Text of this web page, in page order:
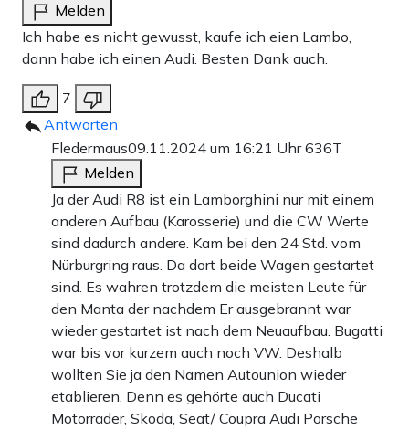
Melden
Ich habe es nicht gewusst, kaufe ich eien Lambo,
dann habe ich einen Audi. Besten Dank auch.
7
Antworten
Fledermaus09.11.2024 um 16:21 Uhr636T
Melden
Ja der Audi R8 ist ein Lamborghini nur mit einem
anderen Aufbau (Karosserie) und die CW Werte
sind dadurch andere. Kam bei den 24 Std. vom
Nürburgring raus. Da dort beide Wagen gestartet
sind. Es wahren trotzdem die meisten Leute für
den Manta der nachdem Er ausgebrannt war
wieder gestartet ist nach dem Neuaufbau. Bugatti
war bis vor kurzem auch noch VW. Deshalb
wollten Sie ja den Namen Autounion wieder
etablieren. Denn es gehörte auch Ducati
Motorräder, Skoda, Seat/ Coupra Audi Porsche